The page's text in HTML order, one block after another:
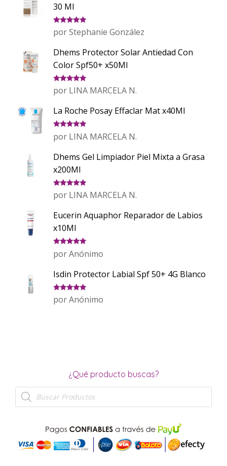
30 Ml
Valorado
con
de 5
por Stephanie González
Dhems Protector Solar Antiedad Con
Color Spf50+ x50Ml
Valorado
con
de 5
por LINA MARCELA N.
La Roche Posay Effaclar Mat x40Ml
Valorado
con
de 5
por LINA MARCELA N.
Dhems Gel Limpiador Piel Mixta a Grasa
x200Ml
Valorado
con
de 5
por LINA MARCELA N.
Eucerin Aquaphor Reparador de Labios
x10Ml
Valorado
con
de 5
por Anónimo
Isdin Protector Labial Spf 50+ 4G Blanco
Valorado
con
de 5
por Anónimo
¿Qué producto buscas?
Búsqueda
de
productos